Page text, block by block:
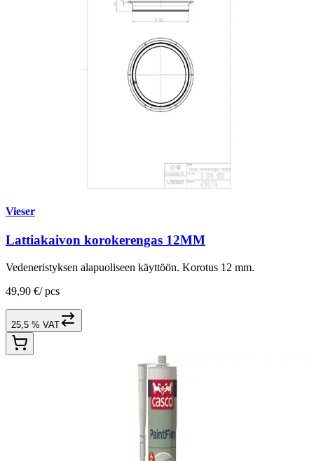
Vieser
Lattiakaivon korokerengas 12MM
Vedeneristyksen alapuoliseen käyttöön. Korotus 12 mm.
49,90 €/ pcs
25,5 % VAT